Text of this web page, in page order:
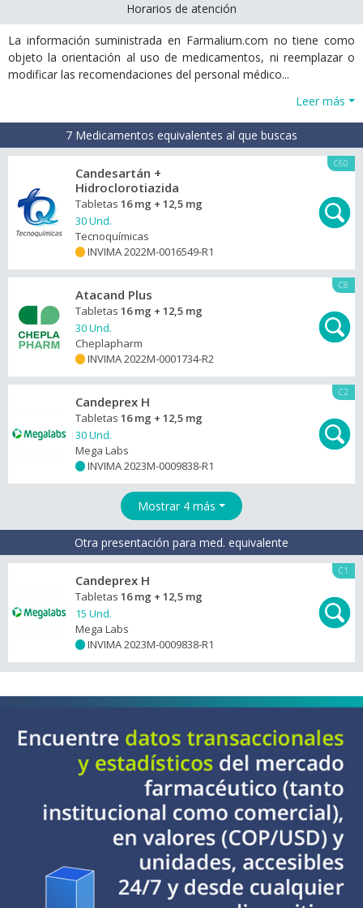
Horarios de atención
La información suministrada en Farmalium.com no tiene como
objeto la orientación al uso de medicamentos, ni reemplazar o
modificar las recomendaciones del personal médico...
Leer más
7 Medicamentos equivalentes al que buscas
C60
Candesartán +
Hidroclorotiazida
Tabletas 16 mg + 12,5 mg
30 Und.
Tecnoquímicas
INVIMA 2022M-0016549-R1
C8
Atacand Plus
Tabletas 16 mg + 12,5 mg
30 Und.
Cheplapharm
INVIMA 2022M-0001734-R2
C2
Candeprex H
Tabletas 16 mg + 12,5 mg
30 Und.
Mega Labs
INVIMA 2023M-0009838-R1
Mostrar 4 más
Otra presentación para med. equivalente
C1
Candeprex H
Tabletas 16 mg + 12,5 mg
15 Und.
Mega Labs
INVIMA 2023M-0009838-R1